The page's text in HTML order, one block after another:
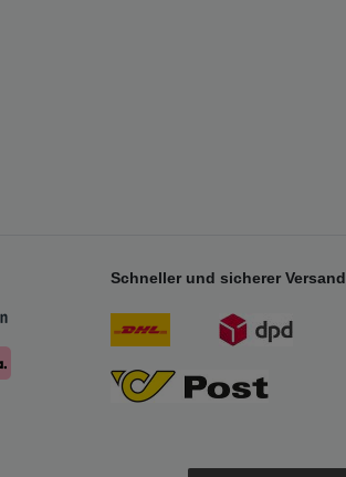
Schneller und sicherer Versand